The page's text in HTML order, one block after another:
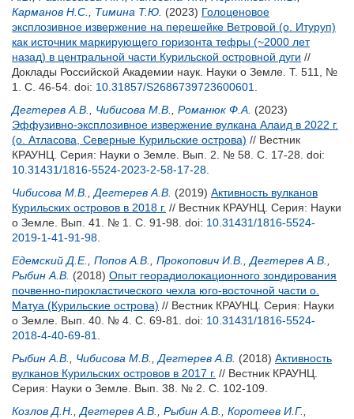
Карманов Н.С.
Тимина Т.Ю. (2023) Голоценовое
эксплозивное извержение на перешейке Ветровой (о. Итуруп)
как источник маркирующего горизонта тефры (~2000 лет
назад) в центральной части Курильской островной дуги //
Доклады Российской Академии наук. Науки о Земле. Т. 511, №
1. С. 46-54. doi: 10.31857/S2686739723600601
Дегтерев А.В.
Чибисова М.В. Романюк Ф.А. (2023)
Эффузивно-эксплозивное извержение вулкана Алаид в 2022 г.
(о. Атласова, Северные Курильские острова) // Вестник
КРАУНЦ. Серия: Науки о Земле. Вып. 2. № 58. С. 17-28. doi:
10.31431/1816-5524-2023-2-58-17-28
Чибисова М.В.
Дегтерев А.В. (2019) Активность вулканов
Курильских островов в 2018 г. // Вестник КРАУНЦ. Серия: Науки
о Земле. Вып. 41. № 1. С. 91-98. doi: 10.31431/1816-5524-
2019-1-41-91-98
Едемский Д.Е.
Попов А.В. Прокопович И.В. Дегтерев А.В.
Рыбин А.В. (2018) Опыт георадиолокационного зондирования
почвенно-пирокластического чехла юго-восточной части о.
Матуа (Курильские острова) // Вестник КРАУНЦ. Серия: Науки
о Земле. Вып. 40. № 4. С. 69-81. doi: 10.31431/1816-5524-
2018-4-40-69-81
Рыбин А.В.
Чибисова М.В. Дегтерев А.В. (2018) Активность
вулканов Курильских островов в 2017 г. // Вестник КРАУНЦ.
Серия: Науки о Земле. Вып. 38. № 2. С. 102-109.
Козлов Д.Н.
Дегтерев А.В. Рыбин А.В. Коротеев И.Г.